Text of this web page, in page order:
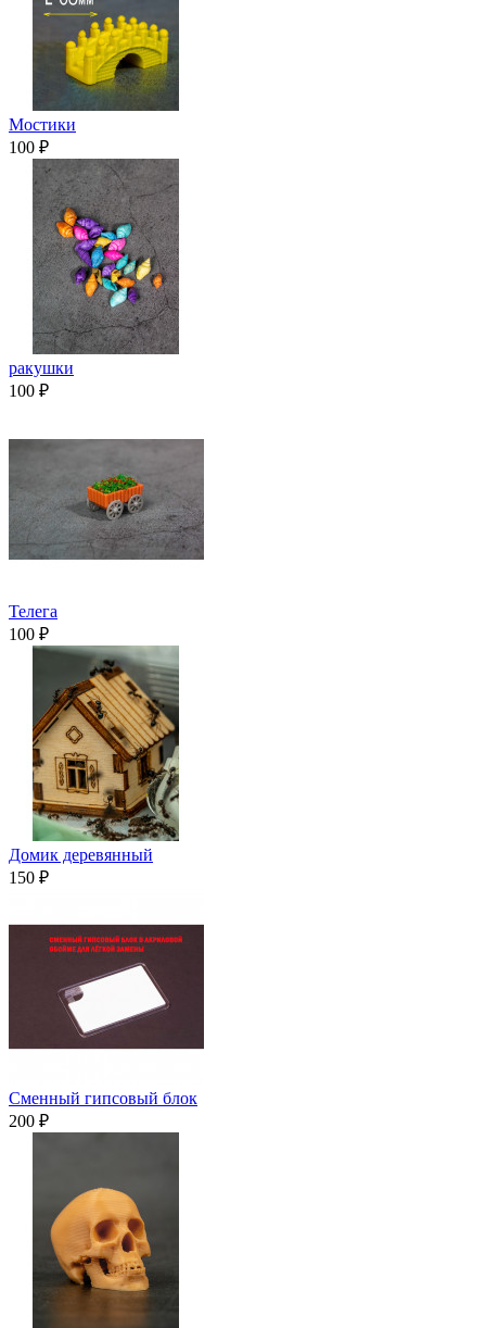
Мостики
100 ₽
ракушки
100 ₽
Телега
100 ₽
Домик деревянный
150 ₽
Сменный гипсовый блок
200 ₽